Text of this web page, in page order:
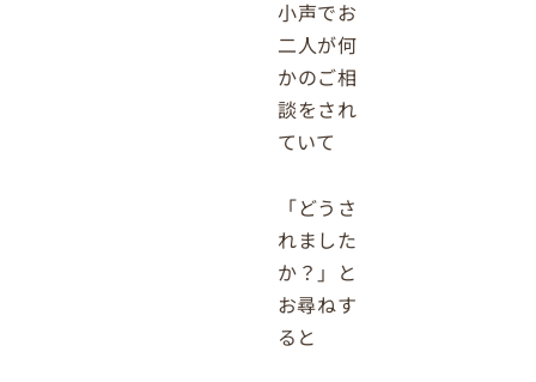
小声でお
二人が何
かのご相
談をされ
ていて
「どうさ
れました
か？」と
お尋ねす
ると